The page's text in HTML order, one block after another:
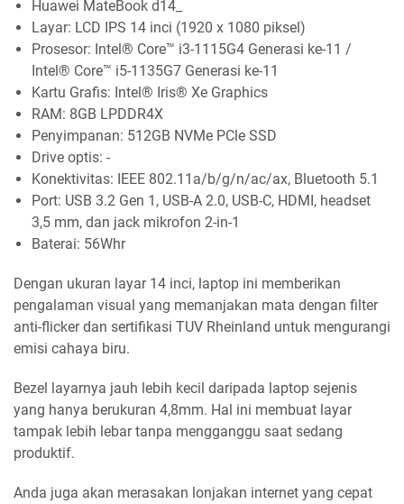
Huawei MateBook d14_
Layar: LCD IPS 14 inci (1920 x 1080 piksel)
Prosesor: Intel® Core™ i3-1115G4 Generasi ke-11 /
Intel® Core™ i5-1135G7 Generasi ke-11
Kartu Grafis: Intel® Iris® Xe Graphics
RAM: 8GB LPDDR4X
Penyimpanan: 512GB NVMe PCle SSD
Drive optis: -
Konektivitas: IEEE 802.11a/b/g/n/ac/ax, Bluetooth 5.1
Port: USB 3.2 Gen 1, USB-A 2.0, USB-C, HDMI, headset
3,5 mm, dan jack mikrofon 2-in-1
Baterai: 56Whr
Dengan ukuran layar 14 inci, laptop ini memberikan
pengalaman visual yang memanjakan mata dengan filter
anti-flicker dan sertifikasi TUV Rheinland untuk mengurangi
emisi cahaya biru.
Bezel layarnya jauh lebih kecil daripada laptop sejenis
yang hanya berukuran 4,8mm. Hal ini membuat layar
tampak lebih lebar tanpa mengganggu saat sedang
produktif.
Anda juga akan merasakan lonjakan internet yang cepat